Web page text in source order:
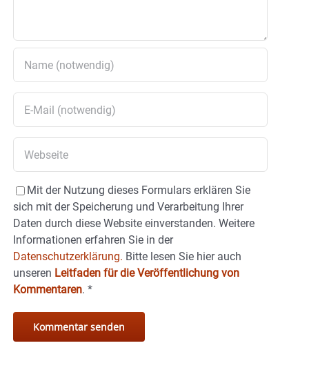
Mit der Nutzung dieses Formulars erklären Sie
sich mit der Speicherung und Verarbeitung Ihrer
Daten durch diese Website einverstanden. Weitere
Informationen erfahren Sie in der
Datenschutzerklärung. Bitte lesen Sie hier auch
unseren Leitfaden für die Veröffentlichung von
Kommentaren. *